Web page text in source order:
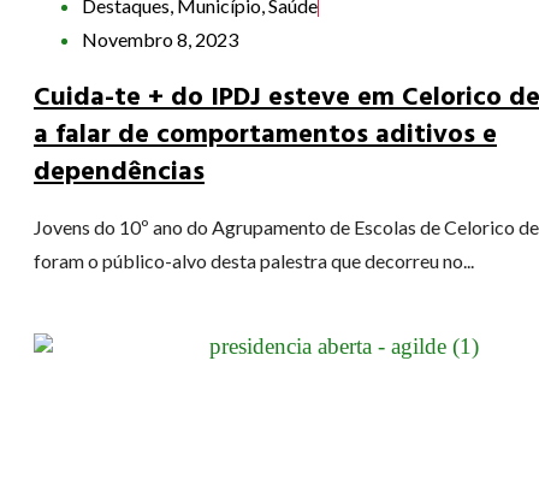
Destaques, Município,Saúde
Novembro 8, 2023
Cuida-te + do IPDJ esteve em Celorico
a falar de comportamentos aditivos e
dependências
Jovens do 10º ano do Agrupamento de Escolas de Celorico
foram o público-alvo desta palestra que decorreu no...